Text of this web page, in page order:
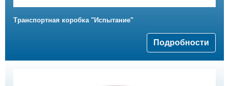
Транспортная коробка "Испытание"
Подробности